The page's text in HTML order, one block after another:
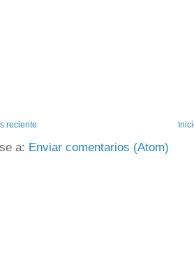
reciente
a: Enviar comentarios (Atom)